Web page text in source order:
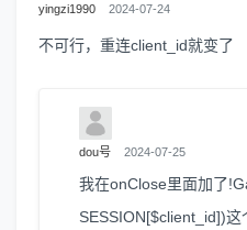
yingzi1990 2024-07-24
不可行，重连client_id就变了
dou号 2024-07-25
我在onClose里面加了
SESSION[$client_id])